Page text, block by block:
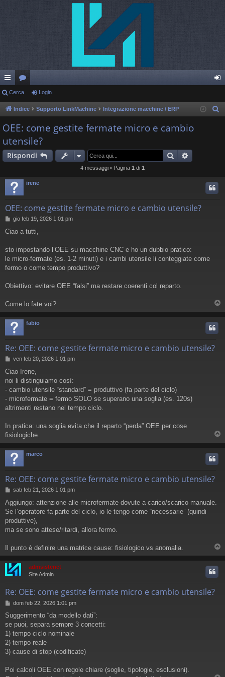
oll
eg
a
m
en
or
u
m
in
Cerca Login
Indice Supporto LinkMachine Integrazione macchine / ERP
OEE: come gestite fermate micro e cambio
utensile?
Rispondi Cerca
4 messaggi • Pagina 1 di 1
irene
OEE: come gestite fermate micro e cambio utensile?
M
s
a
i
gio feb 19, 2026 1:01 pm
Ciao a tutti,
sto impostando l’OEE su macchine CNC e ho un dubbio pratico:
le micro-fermate (es. 1-2 minuti) e i cambi utensile li conteggiate come
fermo o come tempo produttivo?
Obiettivo: evitare OEE “falsi” ma restare coerenti col reparto.
Come lo fate voi?
o
fabio
Re: OEE: come gestite fermate micro e cambio utensile?
M
s
s
a
i
ven feb 20, 2026 1:01 pm
Ciao Irene,
noi li distinguiamo così:
- cambio utensile “standard” = produttivo (fa parte del ciclo)
- microfermate = fermo SOLO se superano una soglia (es. 120s)
altrimenti restano nel tempo ciclo.
In pratica: una soglia evita che il reparto “perda” OEE per cose
fisiologiche.
o
marco
Re: OEE: come gestite fermate micro e cambio utensile?
M
s
s
a
g
o
sab feb 21, 2026 1:01 pm
Aggiungo: attenzione alle microfermate dovute a carico/scarico manuale.
Se l’operatore fa parte del ciclo, io le tengo come “necessarie” (quindi
produttive),
ma se sono attese/ritardi, allora fermo.
Il punto è definire una matrice cause: fisiologico vs anomalia.
o
admsistenet
Site Admin
Re: OEE: come gestite fermate micro e cambio utensile?
M
s
s
a
g
dom feb 22, 2026 1:01 pm
Suggerimento “da modello dati”:
se puoi, separa sempre 3 concetti:
1) tempo ciclo nominale
2) tempo reale
3) cause di stop (codificate)
Poi calcoli OEE con regole chiare (soglie, tipologie, esclusioni).